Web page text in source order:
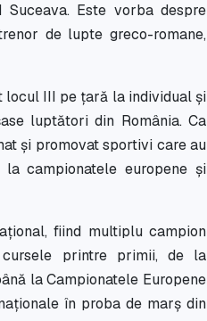
Este vorba despre
de lupte greco-romane,
locul III pe ţară la individual şi
luptători din România. Ca
şi promovat sportivi care au
campionatele europene şi
fiind multiplu campion
printre primii, de la
la Campionatele Europene
în proba de marş din